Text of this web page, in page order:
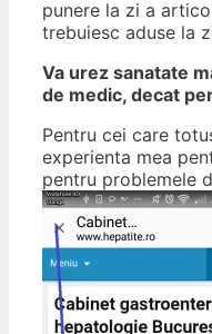
punere la zi a
trebuiesc aduse la
Va urez sanatate
de medic, decat
Pentru cei care
experienta mea
pentru problemele